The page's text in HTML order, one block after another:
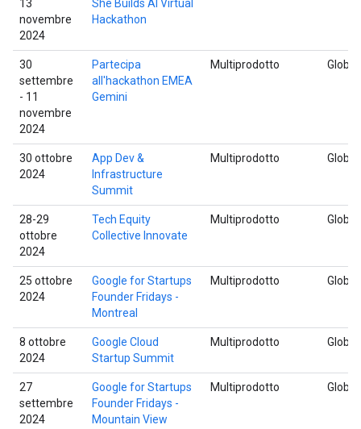
13
novembre
2024
She Builds AI Virtual
Hackathon
30
settembre
- 11
novembre
2024
Partecipa
all'hackathon EMEA
Gemini
Multiprodotto
30 ottobre
2024
App Dev &
Infrastructure
Summit
Multiprodotto
28-29
ottobre
2024
Tech Equity
Collective Innovate
Multiprodotto
25 ottobre
2024
Google for Startups
Founder Fridays -
Montreal
Multiprodotto
8 ottobre
2024
Google Cloud
Startup Summit
Multiprodotto
27
settembre
2024
Google for Startups
Founder Fridays -
Mountain View
Multiprodotto